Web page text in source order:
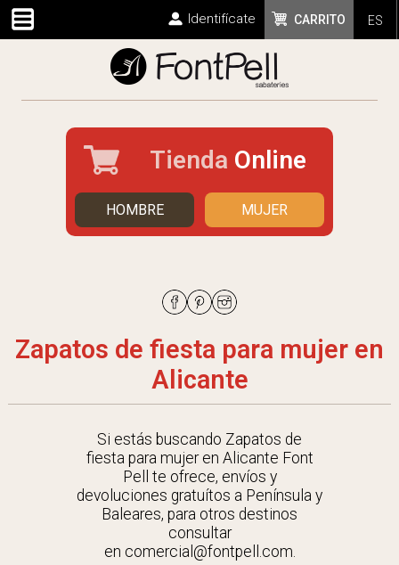
ES
CARRITO
Identifícate
Tienda Online
HOMBRE MUJER
Zapatos de fiesta para mujer en
Alicante
Si estás buscando Zapatos de
fiesta para mujer en Alicante Font
Pell te ofrece, envíos y
devoluciones gratuítos a Península y
Baleares, para otros destinos
consultar
en comercial@fontpell.com.